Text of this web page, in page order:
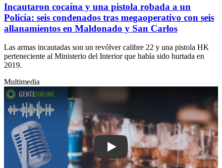
Incautaron cocaína y una pistola robada a un
Policía: seis condenados tras megaoperativo con seis
allanamientos en Maldonado y San Carlos
Las armas incautadas son un revólver calibre 22 y una pistola HK
perteneciente al Ministerio del Interior que había sido hurtada en
2019.
Multimedia
Play: Diputada del PN defendió ley